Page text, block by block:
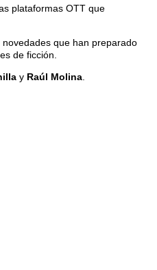
plataformas OTT que
que han preparado
de ficción.
y Raúl Molina